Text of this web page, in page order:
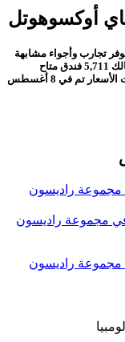
أوكسوهوتل
تجارب وأجواء مشابهة
لتلك في سوفيا هوتل باي أوكسوهوتل. في المجمل، هنالك 5,711 فندق متاح
للمسافرين في كارتاخينا دي إندياس. آخر تحديث لبيانات الأسعار تم في 8 أغسطس
مجموعة راديسون
مجموعة راديسون